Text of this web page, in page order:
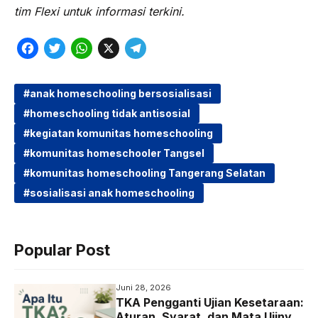
tim Flexi untuk informasi terkini.
F
c
e
b
o
o
k
T
i
t
t
e
r
W
a
t
s
A
p
p
X
T
l
e
g
r
a
m
anak homeschooling bersosialisasi
homeschooling tidak antisosial
kegiatan komunitas homeschooling
komunitas homeschooler Tangsel
komunitas homeschooling Tangerang Selatan
sosialisasi anak homeschooling
Popular Post
Juni 28, 2026
TKA Pengganti Ujian Kesetaraan: